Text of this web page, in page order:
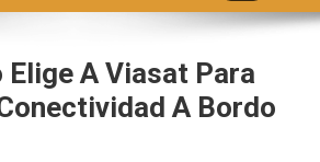
A Viasat Para
A Bordo